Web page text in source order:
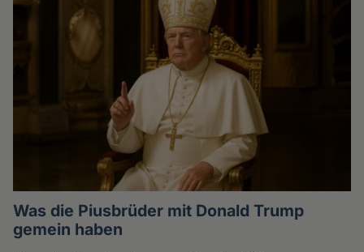
Was die Piusbrüder mit Donald Trump
gemein haben